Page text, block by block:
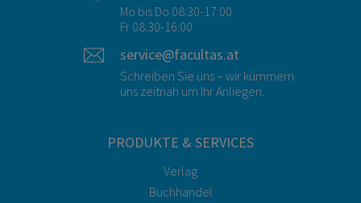
Mo bis Do 08:30-17:00
Fr 08:30-16:00
service@facultas.at
Schreiben Sie uns – wir kümmern
uns zeitnah um Ihr Anliegen.
PRODUKTE & SERVICES
Verlag
Buchhandel